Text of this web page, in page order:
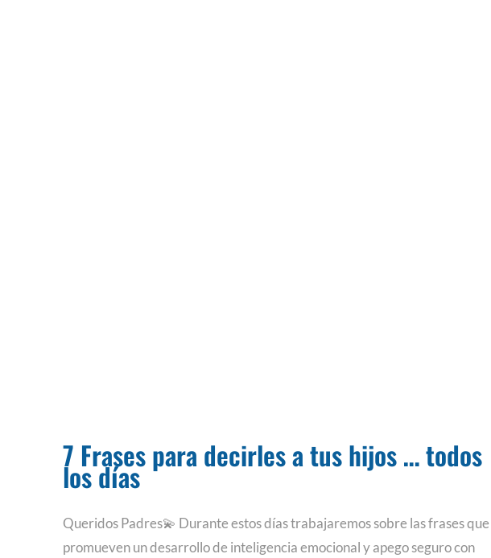
7 Frases para decirles a tus hijos … todos
los días
Queridos Padres💫 Durante estos días trabajaremos sobre las frases que
promueven un desarrollo de inteligencia emocional y apego seguro con